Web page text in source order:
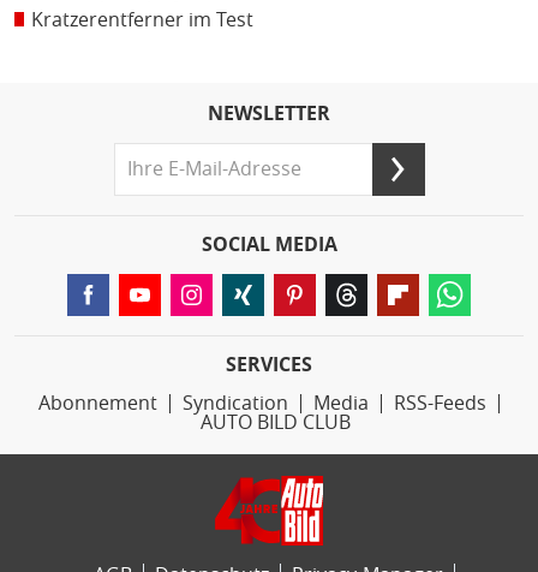
Kratzerentferner im Test
NEWSLETTER
SOCIAL MEDIA
SERVICES
Abonnement
Syndication Media
RSS-Feeds
AUTO BILD CLUB